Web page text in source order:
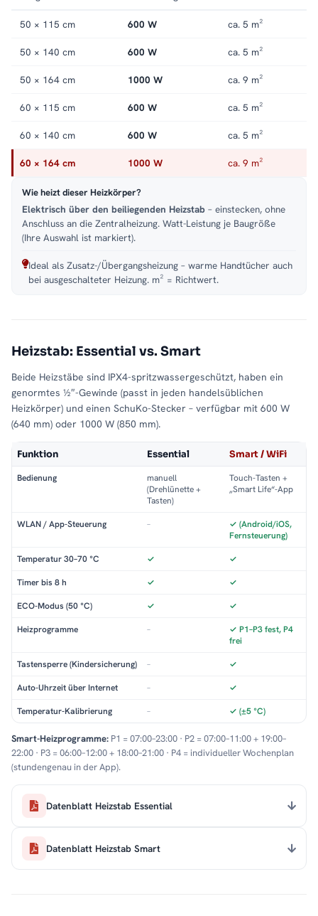
50 × 115 cm 600 W ca. 5 m²
50 × 140 cm 600 W ca. 5 m²
50 × 164 cm 1000 W ca. 9 m²
60 × 115 cm 600 W ca. 5 m²
60 × 140 cm 600 W ca. 5 m²
60 × 164 cm 1000 W ca. 9 m²
Wie heizt dieser Heizkörper?
Elektrisch über den beiliegenden Heizstab – einstecken, ohne
Anschluss an die Zentralheizung. Watt-Leistung je Baugröße
(Ihre Auswahl ist markiert).
Ideal als Zusatz-/Übergangsheizung – warme Handtücher auch
bei ausgeschalteter Heizung. m² = Richtwert.
Heizstab: Essential vs. Smart
Beide Heizstäbe sind IPX4-spritzwassergeschützt, haben ein
genormtes ½″-Gewinde (passt in jeden handelsüblichen
Heizkörper) und einen SchuKo-Stecker – verfügbar mit 600 W
(640 mm) oder 1000 W (850 mm).
Funktion Essential Smart / WiFi
Bedienung
manuell
(Drehlünette +
Tasten)
Touch-Tasten +
„Smart Life“-App
WLAN / App-Steuerung –
✓ (Android/iOS,
Fernsteuerung)
Temperatur 30–70 °C ✓ ✓
Timer bis 8 h ✓ ✓
ECO-Modus (50 °C) ✓ ✓
Heizprogramme –
✓ P1–P3 fest, P4
frei
Tastensperre (Kindersicherung) – ✓
Auto-Uhrzeit über Internet – ✓
Temperatur-Kalibrierung – ✓ (±5 °C)
Smart-Heizprogramme: P1 = 07:00–23:00 · P2 = 07:00–11:00 + 19:00–
22:00 · P3 = 06:00–12:00 + 18:00–21:00 · P4 = individueller Wochenplan
(stundengenau in der App).
Datenblatt Heizstab Essential
Datenblatt Heizstab Smart